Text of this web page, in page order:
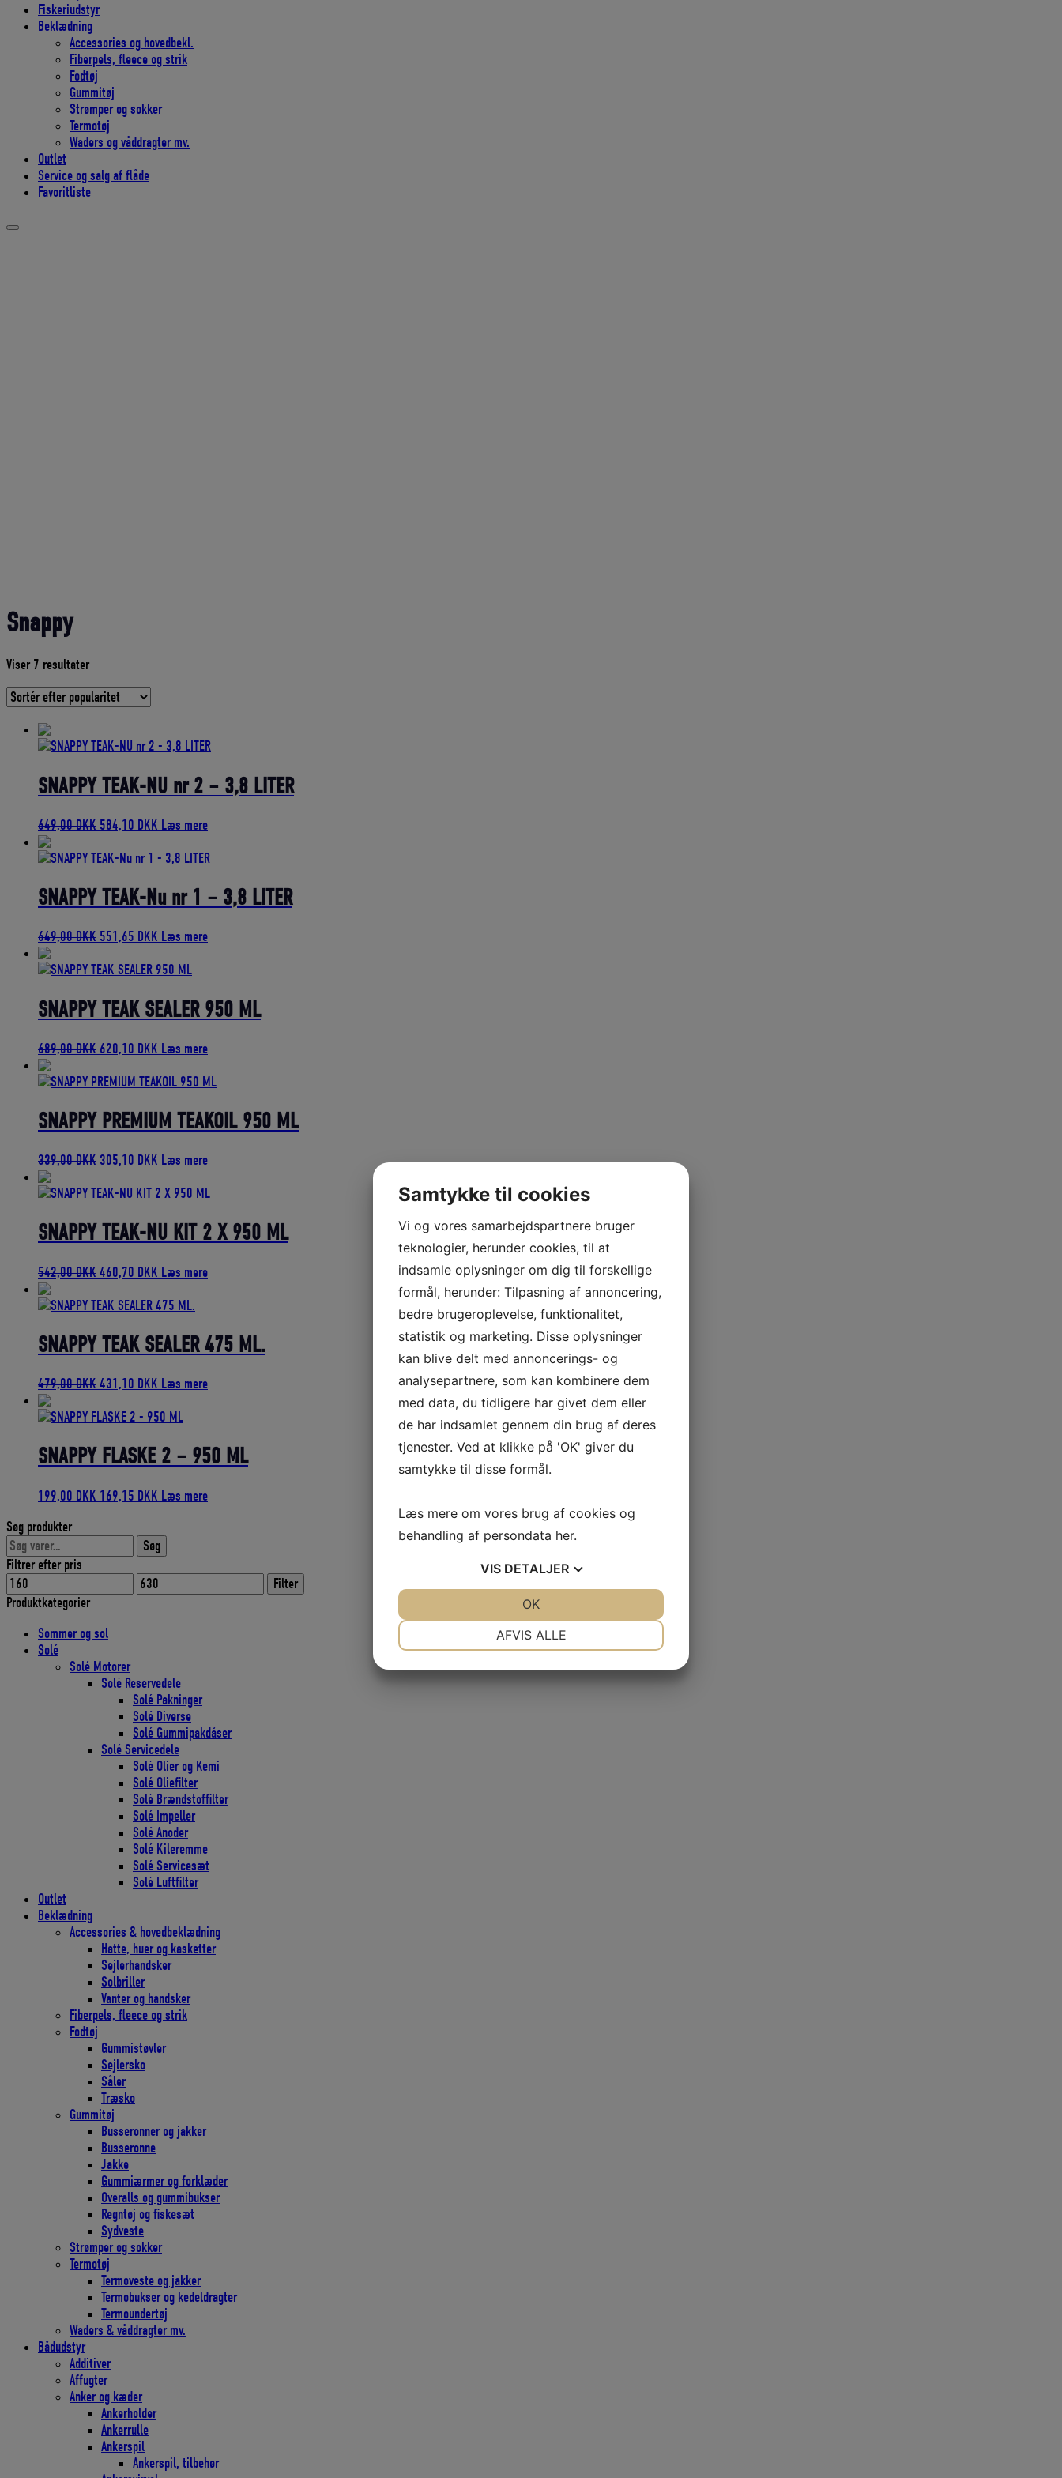
Fiskeriudstyr
Beklædning
Accessories og hovedbekl.
Fiberpels, fleece og strik
Fodtøj
Gummitøj
Strømper og sokker
Termotøj
Waders og våddragter mv.
Outlet
Service og salg af flåde
Favoritliste
Snappy
Viser 7 resultaterSorteret
gennemsnitlig
SNAPPY TEAK-NU nr 2 – 3,8 LITER
649,00DKK Den
pris
649,00 DKK.
584,10 DKK Den
pris
584,10 DKK.
Læs mere
SNAPPY TEAK-Nu nr 1 – 3,8 LITER
649,00DKK Den
pris
649,00 DKK.
551,65 DKK Den
pris
551,65 DKK.
Læs mere
SNAPPY TEAK SEALER 950 ML
689,00DKK Den
pris
689,00 DKK.
620,10 DKK Den
pris
620,10 DKK.
Læs mere
SNAPPY PREMIUM TEAKOIL 950 ML
339,00DKK Den
pris
339,00 DKK.
305,10 DKK Den
pris
305,10 DKK.
Læs mere
SNAPPY TEAK-NU KIT 2 X 950 ML
542,00DKKDen
pris
542,00 DKK.
460,70 DKK Den
pris
460,70 DKK.
Læs mere
SNAPPY TEAK SEALER 475 ML.
479,00DKKDen
pris
479,00 DKK.
431,10 DKK Den
pris
431,10 DKK.
Læs mere
SNAPPY FLASKE 2 – 950 ML
199,00DKK Den
199,00 DKK.
169,15 DKK Den
er:
169,15 DKK.
Læs mere
Søg produkter
Søg
efter:
Søg
Filtrer efter pris
Mindste
pris
Højeste
pris
Filter
Produktkategorier
Sommer og sol
Solé
Solé Motorer
Solé Reservedele
Solé Pakninger
Solé Diverse
Solé Gummipakdåser
Solé Servicedele
Solé Olier og Kemi
Solé Oliefilter
Solé Brændstoffilter
Solé Impeller
Solé Anoder
Solé Kileremme
Solé Servicesæt
Solé Luftfilter
Outlet
Beklædning
Accessories & hovedbeklædning
Hatte, huer og kasketter
Sejlerhandsker
Solbriller
Vanter og handsker
Fiberpels, fleece og strik
Fodtøj
Gummistøvler
Sejlersko
Såler
Træsko
Gummitøj
Busseronner og jakker
Busseronne
Jakke
Gummiærmer og forklæder
Overalls og gummibukser
Regntøj og fiskesæt
Sydveste
Strømper og sokker
Termotøj
Termoveste og jakker
Termobukser og kedeldragter
Termoundertøj
Waders & våddragter mv.
Bådudstyr
Additiver
Affugter
Anker og kæder
Ankerholder
Ankerrulle
Ankerspil
Ankerspil, tilbehør
Samtykke til cookies
Vi og vores samarbejdspartnere bruger
teknologier, herunder cookies, til at
indsamle oplysninger om dig til forskellige
formål, herunder: Tilpasning af annoncering,
bedre brugeroplevelse, funktionalitet,
statistik og marketing. Disse oplysninger
kan blive delt med annoncerings- og
analysepartnere, som kan kombinere dem
med data, du tidligere har givet dem eller
de har indsamlet gennem din brug af deres
tjenester. Ved at klikke på 'OK' giver du
samtykke til disse formål.
Læs mere om vores brug af cookies og
behandling af persondata her.
VIS DETALJER
AFVIS ALLE
OK